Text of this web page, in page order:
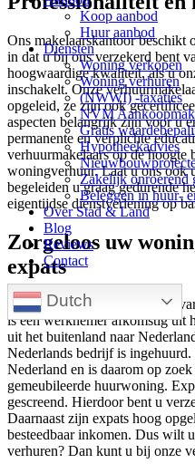
Koop aanbod
Huur aanbod
Diensten
Woning verkopen
Woning verhuren
(NWWI) -taxaties
NVM
Gratis
Hypotheekadvies
Zakelijk onroerend
Beleggen in huur-
Over Stad & Land
Blog
Reviews
Contact
Dutch
Ons makelaarskantoor
in dat u bij ons verzekerd bent
hoogwaardige kwaliteit, als u
inschakelt. Onze
opgeleid, ze zijn ook
aspecten belangrijk zijn voor u
permanente en verplichte
verhuurmakelaars op de
woningverhuur. Laat u ons ook
begeleiden u graag gedurende
eigentijdse dienstverlening op
Zorgeloos uw
expats
Wij hebben de nodige jaren
is een werknemer afkomstig uit
uit het buitenland naar
Nederlands bedrijf is
Nederland en is daarom op
gemeubileerde huurwoning.
gescreend. Hierdoor bent u
Daarnaast zijn expats hoog
besteedbaar inkomen. Dus wilt
verhuren? Dan kunt u bij onze